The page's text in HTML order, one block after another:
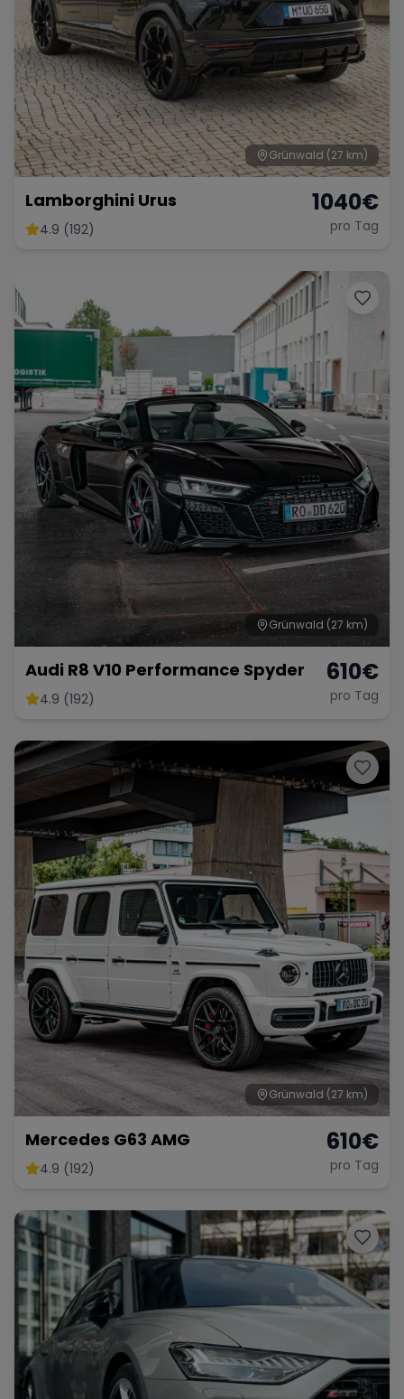
Grünwald (27 km)
Lamborghini Urus
4.9 (192)
1040€
pro Tag
Grünwald (27 km)
Audi R8 V10 Performance Spyder
4.9 (192)
610€
pro Tag
Grünwald (27 km)
Mercedes G63 AMG
4.9 (192)
610€
pro Tag